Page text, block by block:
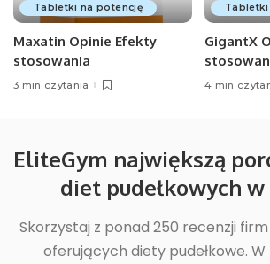
Tabletki na potencję
Maxatin Opinie Efekty
stosowania
3 min czytania
GigantX
4 min
EliteGym największą
diet pudełkowych w
Skorzystaj z ponad 250 recenzji
oferujących diety pudełkowe. W